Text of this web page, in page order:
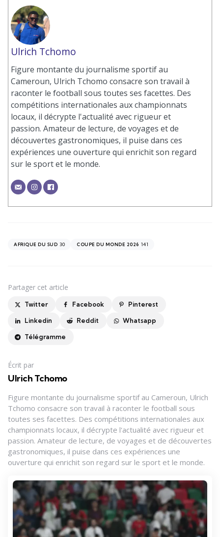
Ulrich Tchomo
Figure montante du journalisme sportif au
Cameroun, Ulrich Tchomo consacre son travail à
raconter le football sous toutes ses facettes. Des
compétitions internationales aux championnats
locaux, il décrypte l'actualité avec rigueur et
passion. Amateur de lecture, de voyages et de
découvertes gastronomiques, il puise dans ces
expériences une ouverture qui enrichit son regard
sur le sport et le monde.
AFRIQUE DU SUD 30 COUPE DU MONDE 2026 141
Partager cet article
Twitter Facebook Pinterest
Linkedin Reddit Whatsapp
Télégramme
Écrit par
Ulrich Tchomo
Figure montante du journalisme sportif au Cameroun, Ulrich
Tchomo consacre son travail à raconter le football sous
toutes ses facettes. Des compétitions internationales aux
championnats locaux, il décrypte l'actualité avec rigueur et
passion. Amateur de lecture, de voyages et de découvertes
gastronomiques, il puise dans ces expériences une
ouverture qui enrichit son regard sur le sport et le monde.